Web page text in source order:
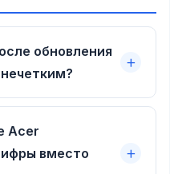
обновления
Acer
вместо